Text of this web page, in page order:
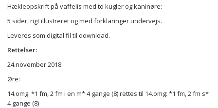
Hækleopskrift på vaffelis med to kugler og kaninøre:
5 sider, rigt illustreret og med forklaringer undervejs.
Leveres som digital fil til download.
Rettelser:
24.november 2018:
Øre:
14.omg: *1 fm, 2 fm i en m* 4 gange (8) rettes til 14.omg: *1 fm, 2 fm s*
4 gange (8)